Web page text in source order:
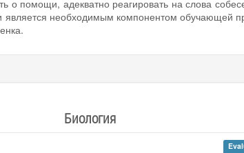
о помощи, адекватно реагировать на слова
является необходимым компонентом
Биология